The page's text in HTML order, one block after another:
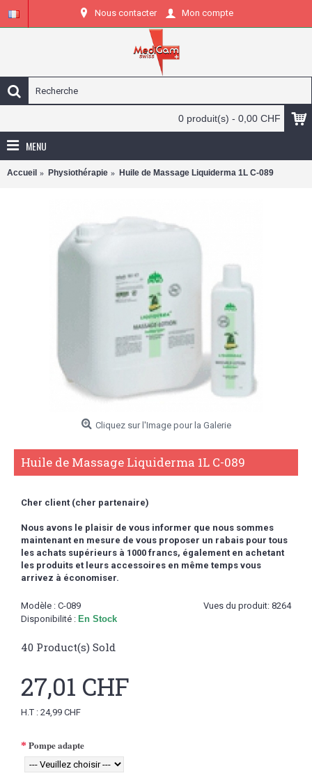
Nous contacter Mon compte
0 produit(s) - 0,00 CHF
MENU
Accueil Physiothérapie Huile de Massage Liquiderma 1L C-089
Cliquez sur l'Image pour la Galerie
Huile de Massage Liquiderma 1L C-089
Cher client (cher partenaire)
Nous avons le plaisir de vous informer que nous sommes
maintenant en mesure de vous proposer un rabais pour tous
les achats supérieurs à 1000 francs, également en achetant
les produits et leurs accessoires en même temps vous
arrivez à économiser.
Vues du produit: 8264
Modèle : C-089
Disponibilité : En Stock
40 Product(s) Sold
27,01 CHF
H.T : 24,99 CHF
Pompe adapte